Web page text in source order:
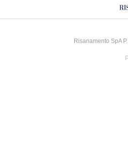
Risanamento SpA